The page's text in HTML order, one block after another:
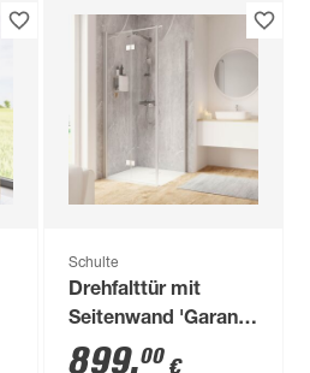
Schulte
Drehfalttür mit
Seitenwand 'Garant
2.0' Anschlag links
899,00 €